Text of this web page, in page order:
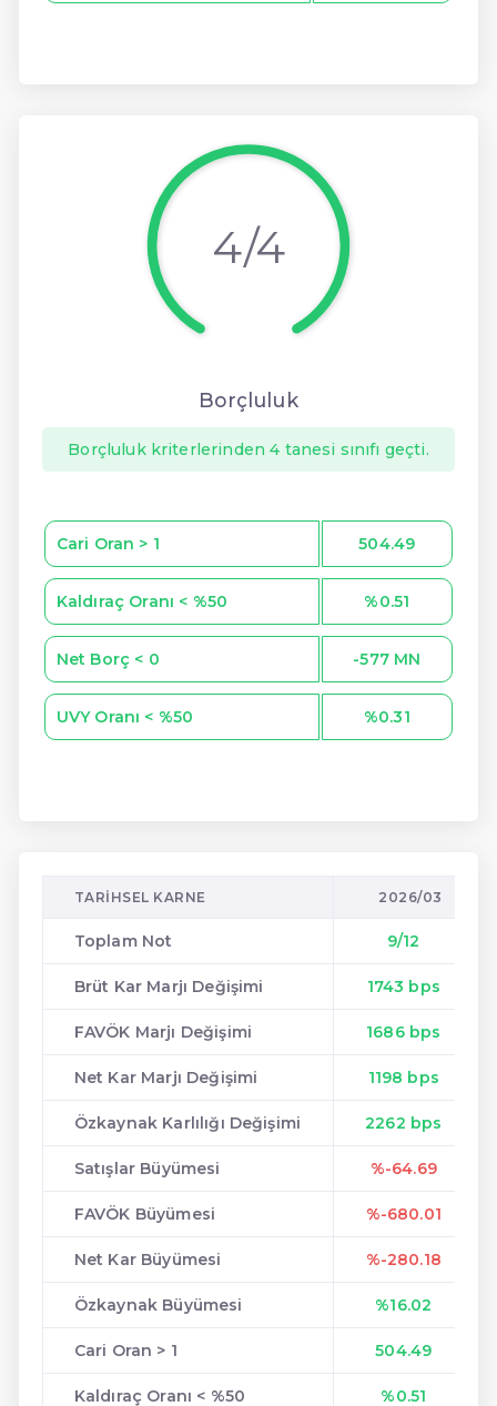
4/4
Borçluluk
Borçluluk kriterlerinden 4 tanesi sınıfı geçti.
Cari Oran > 1 504.49
Kaldıraç Oranı < %50 %0.51
Net Borç < 0 -577 MN
UVY Oranı < %50 %0.31
TARIHSEL KARNE 2026/03
Toplam Not 9/12
Brüt Kar Marjı Değişimi 1743 bps
FAVÖK Marjı Değişimi 1686 bps
Net Kar Marjı Değişimi 1198 bps
Özkaynak Karlılığı Değişimi 2262 bps
Satışlar Büyümesi %-64.69
FAVÖK Büyümesi %-680.01
Net Kar Büyümesi %-280.18
Özkaynak Büyümesi %16.02
Cari Oran > 1 504.49
Kaldıraç Oranı < %50 %0.51